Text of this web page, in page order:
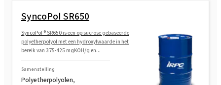
SyncoPol SR650
SyncoPol ® SR650 is een op sucrose gebaseerde
polyetherpolyol met een hydroxylwaarde in het
bereik van 375-425 mgKOH/g en...
Samenstelling
Polyetherpolyolen,